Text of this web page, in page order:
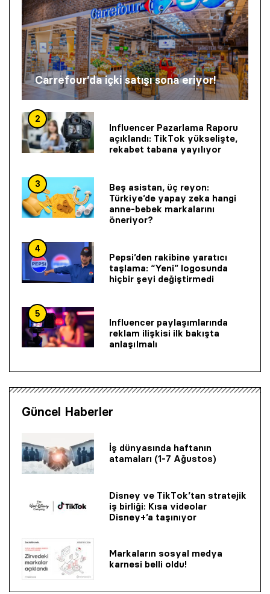
Carrefour’da içki satışı sona eriyor!
2
Influencer Pazarlama Raporu
açıklandı: TikTok yükselişte,
rekabet tabana yayılıyor
3
Beş asistan, üç reyon:
Türkiye’de yapay zeka hangi
anne-bebek markalarını
öneriyor?
4
Pepsi’den rakibine yaratıcı
taşlama: “Yeni” logosunda
hiçbir şeyi değiştirmedi
5
Influencer paylaşımlarında
reklam ilişkisi ilk bakışta
anlaşılmalı
Güncel Haberler
İş dünyasında haftanın
atamaları (1-7 Ağustos)
Disney ve TikTok’tan stratejik
iş birliği: Kısa videolar
Disney+’a taşınıyor
Markaların sosyal medya
karnesi belli oldu!